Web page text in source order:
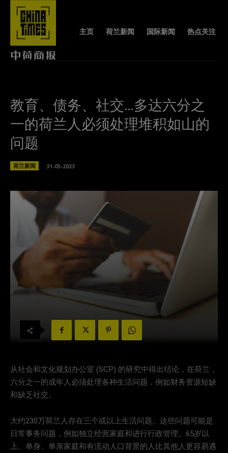
主页 荷兰新闻 国际新闻 热点关注
教育、债务、社交…多达六分之
一的荷兰人必须处理堆积如山的
问题
荷兰新闻 31-05-2023
从社会和文化规划办公室 (SCP) 的研究中得出结论，在荷兰，
六分之一的成年人必须处理各种生活问题，例如财务资源短缺
和缺乏社交。
大约230万荷兰人存在三个或以上生活问题。这些问题可能是
日常事务问题，例如独立经营家庭和进行行政管理。65岁以
上、单身、单亲家庭和有流动人口背景的人比其他人更容易遇